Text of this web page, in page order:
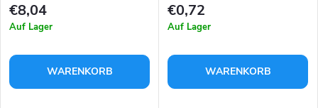
€8,04
Auf Lager
WARENKORB
€0,72
Auf Lager
WARENKORB